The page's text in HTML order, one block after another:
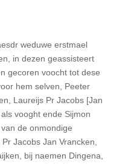
weduwe erstmael
in dezen geassisteert
gecoren voocht tot dese
hem selven, Peeter
Laureijs Pr Jacobs [Jan
vooght ende Sijmon
de onmondige
Jacobs Jan Vran­cken,
bij naemen Dingena,